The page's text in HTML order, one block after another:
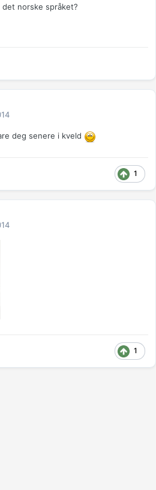
norske språket?
deg senere i kveld
1
1